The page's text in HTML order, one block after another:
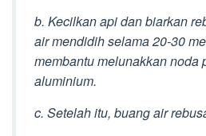
b. Kecilkan api dan biarkan
air mendidih selama 20-30
membantu melunakkan noda
aluminium.
c. Setelah itu, buang air